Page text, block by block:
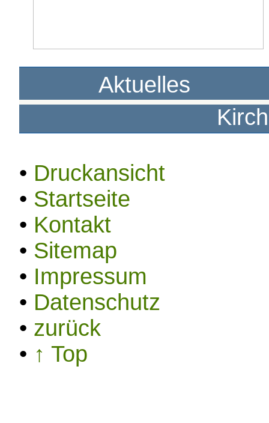
Aktuelles
• Druckansicht
• Startseite
• Kontakt
• Sitemap
• Impressum
• Datenschutz
• zurück
• ↑ Top